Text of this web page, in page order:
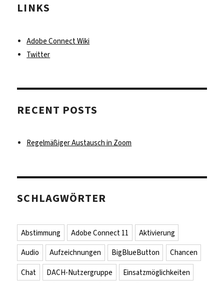
LINKS
Adobe Connect Wiki
Twitter
RECENT POSTS
Regelmäßiger Austausch in Zoom
SCHLAGWÖRTER
Abstimmung Adobe Connect 11
Aktivierung
Audio
Aufzeichnungen BigBlueButton
Chancen
Chat
DACH-Nutzergruppe
Einsatzmöglichkeiten